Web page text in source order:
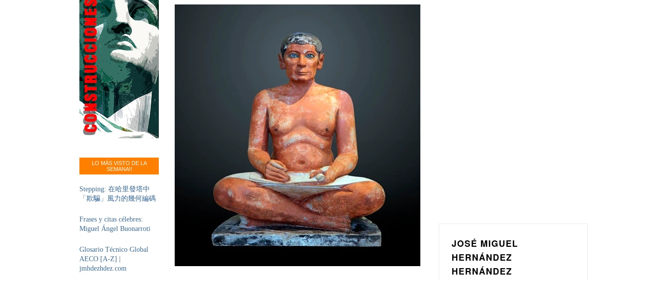
LO MÁS VISTO DE LA
SEMANA!!
Stepping: 在哈里發塔中
「欺騙」風力的幾何編碼
Frases y citas célebres:
Miguel Ángel Buonarroti
Glosario Técnico Global
AECO [A-Z] |
jmhdezhdez.com
JOSÉ MIGUEL
HERNÁNDEZ
HERNÁNDEZ